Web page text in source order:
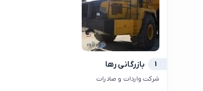
1 بازرگانی رها
شرکت واردات و صادرات